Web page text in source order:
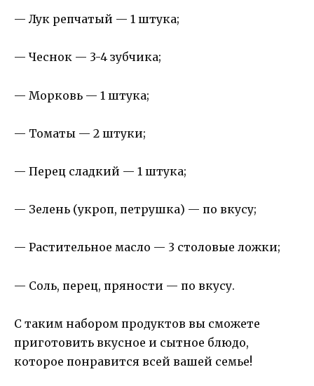
— Лук репчатый — 1 штука;
— Чеснок — 3-4 зубчика;
— Морковь — 1 штука;
— Томаты — 2 штуки;
— Перец сладкий — 1 штука;
— Зелень (укроп, петрушка) — по вкусу;
— Растительное масло — 3 столовые ложки;
— Соль, перец, пряности — по вкусу.
С таким набором продуктов вы сможете
приготовить вкусное и сытное блюдо,
которое понравится всей вашей семье!